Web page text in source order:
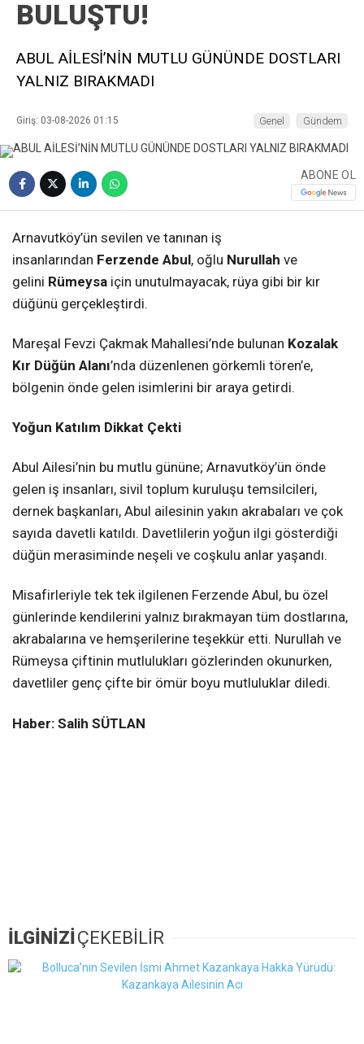
BULUŞTU!
ABUL AİLESİ’NİN MUTLU GÜNÜNDE DOSTLARI
YALNIZ BIRAKMADI
Giriş: 03-08-2026 01:15 Genel Gündem
ABONE OL
Arnavutköy’ün sevilen ve tanınan iş
insanlarından Ferzende Abul, oğlu Nurullah ve
gelini Rümeysa için unutulmayacak, rüya gibi bir kır
düğünü gerçekleştirdi.
Mareşal Fevzi Çakmak Mahallesi’nde bulunan Kozalak
Kır Düğün Alanı’nda düzenlenen görkemli tören’e,
bölgenin önde gelen isimlerini bir araya getirdi.
Yoğun Katılım Dikkat Çekti
Abul Ailesi’nin bu mutlu gününe; Arnavutköy’ün önde
gelen iş insanları, sivil toplum kuruluşu temsilcileri,
dernek başkanları, Abul ailesinin yakın akrabaları ve çok
sayıda davetli katıldı. Davetlilerin yoğun ilgi gösterdiği
düğün merasiminde neşeli ve coşkulu anlar yaşandı.
Misafirleriyle tek tek ilgilenen Ferzende Abul, bu özel
günlerinde kendilerini yalnız bırakmayan tüm dostlarına,
akrabalarına ve hemşerilerine teşekkür etti. Nurullah ve
Rümeysa çiftinin mutlulukları gözlerinden okunurken,
davetliler genç çifte bir ömür boyu mutluluklar diledi.
Haber: Salih SÜTLAN
İLGİNİZİÇEKEBİLİR